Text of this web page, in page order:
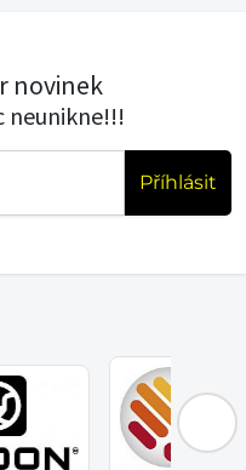
novinek
neunikne!!!
Příhlásit